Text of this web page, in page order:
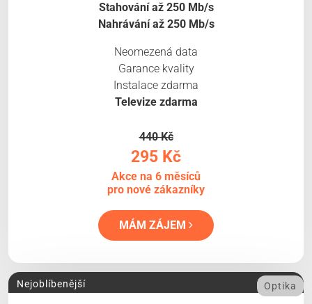
Stahování až 250 Mb/s
Nahrávání až 250 Mb/s
Neomezená data
Garance kvality
Instalace zdarma
Televize zdarma
440 Kč
295 Kč
Akce na 6 měsíců
pro nové zákazníky
MÁM ZÁJEM
Nejoblíbenější Optika